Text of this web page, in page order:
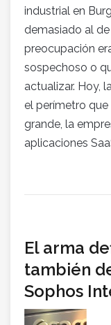
industrial en
demasiado al
preocupación
sospechoso o
actualizar. Hoy,
el perímetro
grande, la
aplicaciones
El arma
también
Sophos